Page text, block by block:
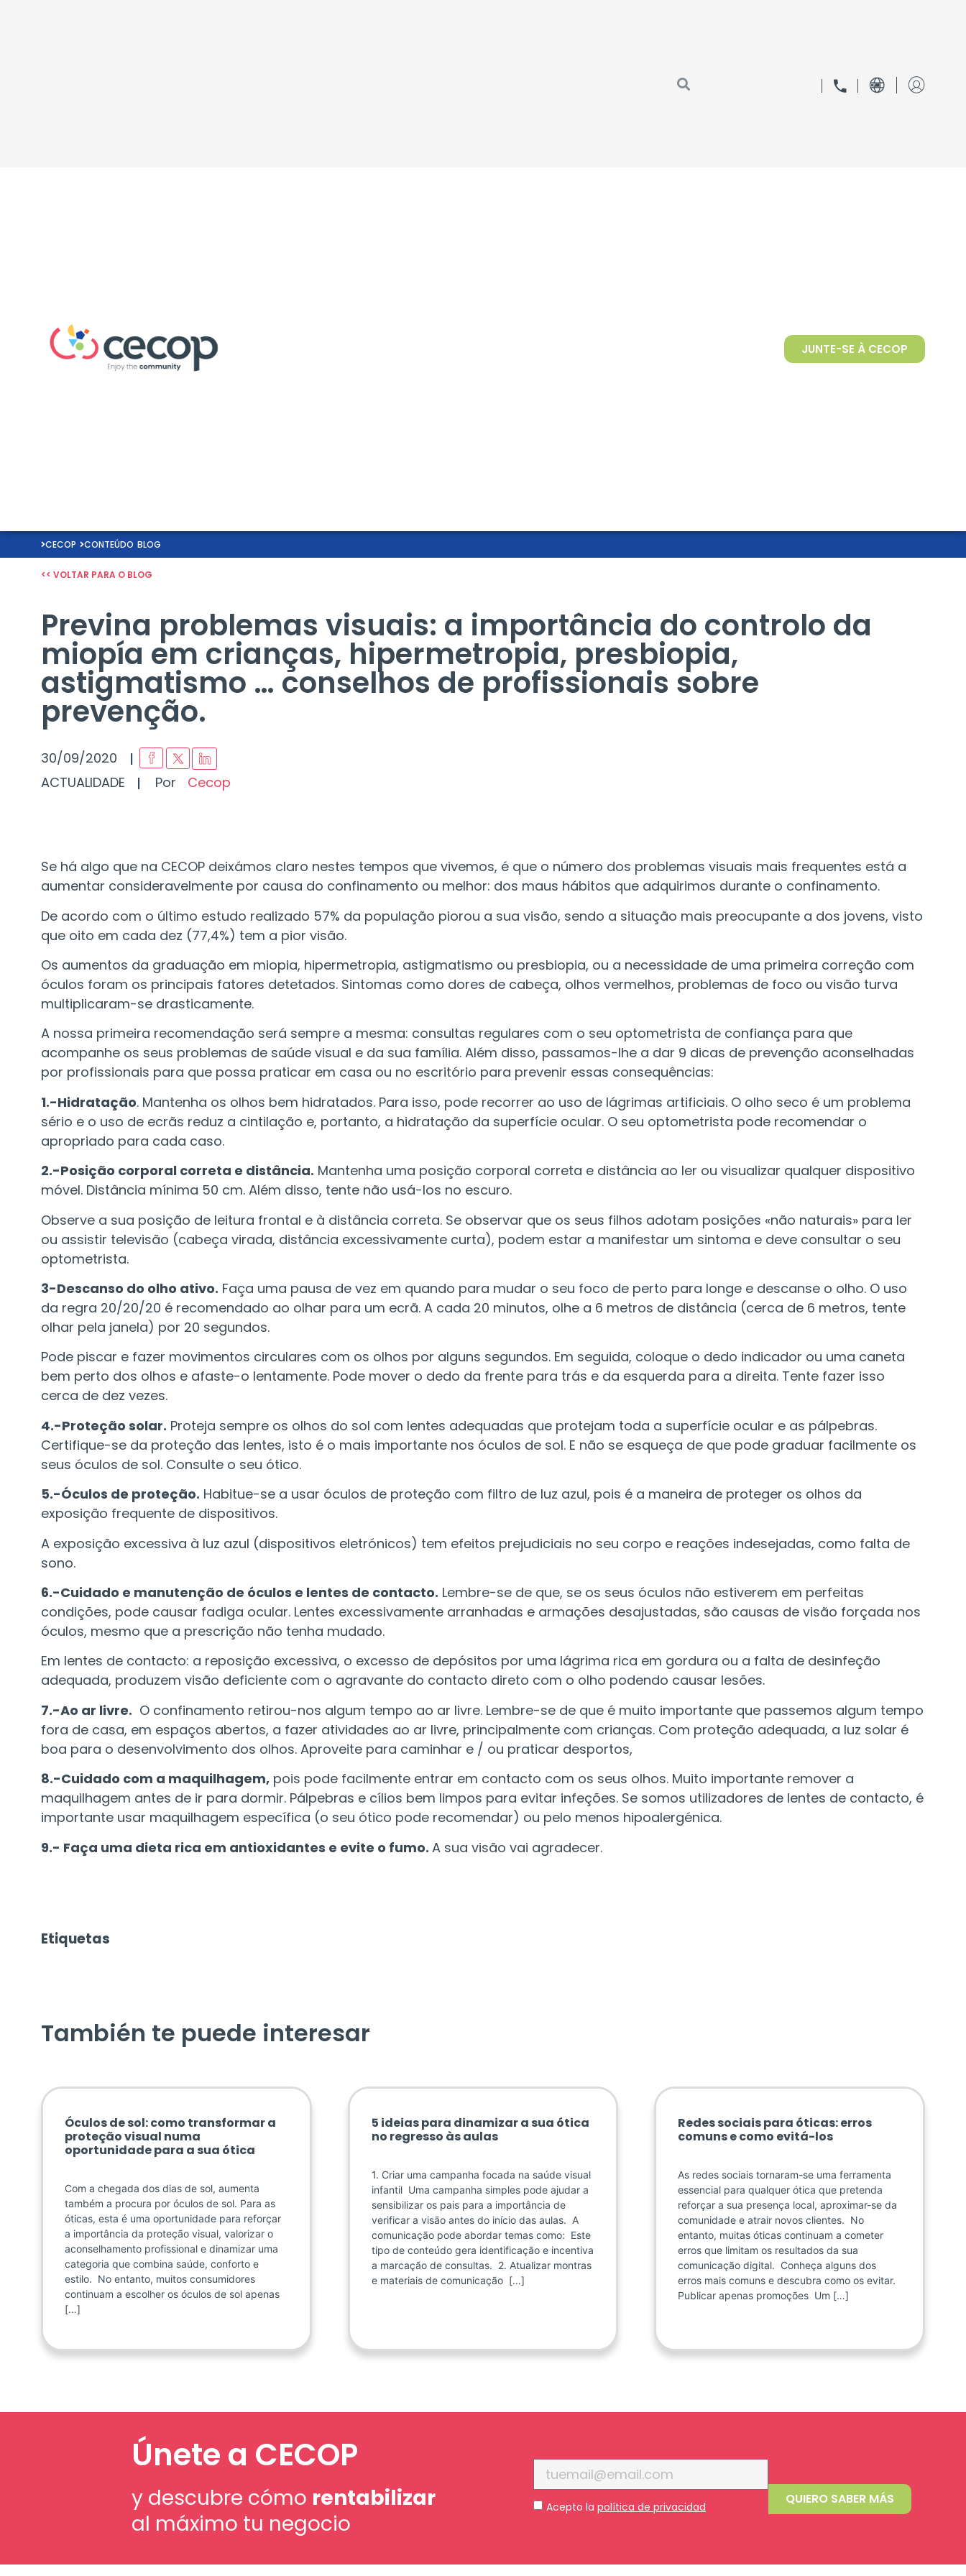
JUNTE-SE À CECOP
CECOP CONTEÚDO BLOG
<< VOLTAR PARA O BLOG
Previna problemas visuais: a importância do controlo da
miopía em crianças, hipermetropia, presbiopia,
astigmatismo … conselhos de profissionais sobre
prevenção.
30/09/2020 I
ACTUALIDADE I Por Cecop
Se há algo que na CECOP deixámos claro nestes tempos que vivemos, é que o número dos problemas visuais mais frequentes está a
aumentar consideravelmente por causa do confinamento ou melhor: dos maus hábitos que adquirimos durante o confinamento.
De acordo com o último estudo realizado 57% da população piorou a sua visão, sendo a situação mais preocupante a dos jovens, visto
que oito em cada dez (77,4%) tem a pior visão.
Os aumentos da graduação em miopia, hipermetropia, astigmatismo ou presbiopia, ou a necessidade de uma primeira correção com
óculos foram os principais fatores detetados. Sintomas como dores de cabeça, olhos vermelhos, problemas de foco ou visão turva
multiplicaram-se drasticamente.
A nossa primeira recomendação será sempre a mesma: consultas regulares com o seu optometrista de confiança para que
acompanhe os seus problemas de saúde visual e da sua família. Além disso, passamos-lhe a dar 9 dicas de prevenção aconselhadas
por profissionais para que possa praticar em casa ou no escritório para prevenir essas consequências:
1.-Hidratação. Mantenha os olhos bem hidratados. Para isso, pode recorrer ao uso de lágrimas artificiais. O olho seco é um problema
sério e o uso de ecrãs reduz a cintilação e, portanto, a hidratação da superfície ocular. O seu optometrista pode recomendar o
apropriado para cada caso.
2.-Posição corporal correta e distância. Mantenha uma posição corporal correta e distância ao ler ou visualizar qualquer dispositivo
móvel. Distância mínima 50 cm. Além disso, tente não usá-los no escuro.
Observe a sua posição de leitura frontal e à distância correta. Se observar que os seus filhos adotam posições «não naturais» para ler
ou assistir televisão (cabeça virada, distância excessivamente curta), podem estar a manifestar um sintoma e deve consultar o seu
optometrista.
3-Descanso do olho ativo. Faça uma pausa de vez em quando para mudar o seu foco de perto para longe e descanse o olho. O uso
da regra 20/20/20 é recomendado ao olhar para um ecrã. A cada 20 minutos, olhe a 6 metros de distância (cerca de 6 metros, tente
olhar pela janela) por 20 segundos.
Pode piscar e fazer movimentos circulares com os olhos por alguns segundos. Em seguida, coloque o dedo indicador ou uma caneta
bem perto dos olhos e afaste-o lentamente. Pode mover o dedo da frente para trás e da esquerda para a direita. Tente fazer isso
cerca de dez vezes.
4.-Proteção solar. Proteja sempre os olhos do sol com lentes adequadas que protejam toda a superfície ocular e as pálpebras.
Certifique-se da proteção das lentes, isto é o mais importante nos óculos de sol. E não se esqueça de que pode graduar facilmente os
seus óculos de sol. Consulte o seu ótico.
5.-Óculos de proteção. Habitue-se a usar óculos de proteção com filtro de luz azul, pois é a maneira de proteger os olhos da
exposição frequente de dispositivos.
A exposição excessiva à luz azul (dispositivos eletrónicos) tem efeitos prejudiciais no seu corpo e reações indesejadas, como falta de
sono.
6.-Cuidado e manutenção de óculos e lentes de contacto. Lembre-se de que, se os seus óculos não estiverem em perfeitas
condições, pode causar fadiga ocular. Lentes excessivamente arranhadas e armações desajustadas, são causas de visão forçada nos
óculos, mesmo que a prescrição não tenha mudado.
Em lentes de contacto: a reposição excessiva, o excesso de depósitos por uma lágrima rica em gordura ou a falta de desinfeção
adequada, produzem visão deficiente com o agravante do contacto direto com o olho podendo causar lesões.
7.-Ao ar livre. O confinamento retirou-nos algum tempo ao ar livre. Lembre-se de que é muito importante que passemos algum tempo
fora de casa, em espaços abertos, a fazer atividades ao ar livre, principalmente com crianças. Com proteção adequada, a luz solar é
boa para o desenvolvimento dos olhos. Aproveite para caminhar e / ou praticar desportos,
8.-Cuidado com a maquilhagem, pois pode facilmente entrar em contacto com os seus olhos. Muito importante remover a
maquilhagem antes de ir para dormir. Pálpebras e cílios bem limpos para evitar infeções. Se somos utilizadores de lentes de contacto, é
importante usar maquilhagem específica (o seu ótico pode recomendar) ou pelo menos hipoalergénica.
9.- Faça uma dieta rica em antioxidantes e evite o fumo. A sua visão vai agradecer.
Etiquetas
También te puede interesar
Óculos de sol: como transformar a
proteção visual numa
oportunidade para a sua ótica
Com a chegada dos dias de sol, aumenta
também a procura por óculos de sol. Para as
óticas, esta é uma oportunidade para reforçar
a importância da proteção visual, valorizar o
aconselhamento profissional e dinamizar uma
categoria que combina saúde, conforto e
estilo. No entanto, muitos consumidores
continuam a escolher os óculos de sol apenas
[…]
5 ideias para dinamizar a sua ótica
no regresso às aulas
1. Criar uma campanha focada na saúde visual
infantil Uma campanha simples pode ajudar a
sensibilizar os pais para a importância de
verificar a visão antes do início das aulas. A
comunicação pode abordar temas como: Este
tipo de conteúdo gera identificação e incentiva
a marcação de consultas. 2. Atualizar montras
e materiais de comunicação […]
Redes sociais para óticas: erros
comuns e como evitá-los
As redes sociais tornaram-se uma ferramenta
essencial para qualquer ótica que pretenda
reforçar a sua presença local, aproximar-se da
comunidade e atrair novos clientes. No
entanto, muitas óticas continuam a cometer
erros que limitam os resultados da sua
comunicação digital. Conheça alguns dos
erros mais comuns e descubra como os evitar.
Publicar apenas promoções Um […]
Únete a CECOP
y descubre cómo rentabilizar
al máximo tu negocio
Acepto la política de privacidad QUIERO SABER MÁS